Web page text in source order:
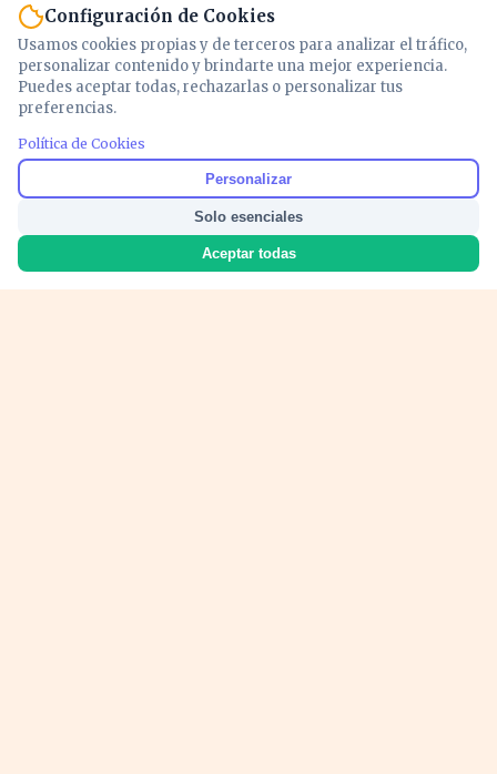
Configuración de Cookies
Usamos cookies propias y de terceros para analizar el tráfico,
personalizar contenido y brindarte una mejor experiencia.
Puedes aceptar todas, rechazarlas o personalizar tus
preferencias.
Política de Cookies
Personalizar
Solo esenciales
Aceptar todas